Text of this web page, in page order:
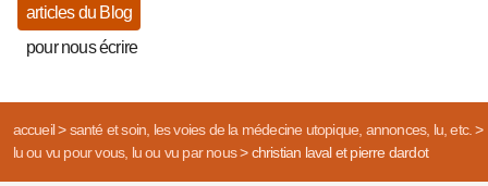
articles du Blog
pour nous écrire
accueil> santé et soin, les voies de la médecine utopique, annonces, lu, etc.>
lu ou vu pour vous, lu ou vu par nous> christian laval et pierre dardot